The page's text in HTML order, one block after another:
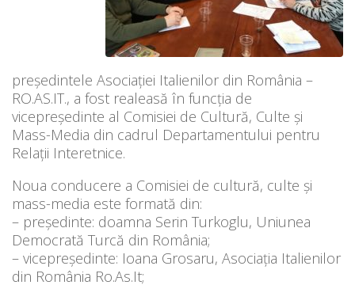
președintele Asociației Italienilor din România –
RO.AS.IT., a fost realeasă în funcția de
vicepreședinte al Comisiei de Cultură, Culte și
Mass-Media din cadrul Departamentului pentru
Relații Interetnice.
Noua conducere a Comisiei de cultură, culte şi
mass-media este formată din:
– preşedinte: doamna Serin Turkoglu, Uniunea
Democrată Turcă din România;
– vicepreşedinte: Ioana Grosaru, Asociaţia Italienilor
din România Ro.As.It;